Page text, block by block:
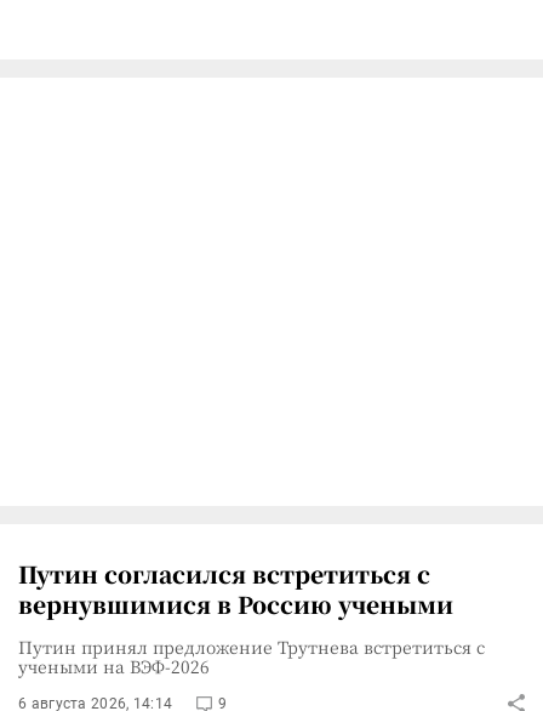
Путин согласился встретиться с
вернувшимися в Россию учеными
Путин принял предложение Трутнева встретиться с
учеными на ВЭФ-2026
6 августа 2026, 14:14 9